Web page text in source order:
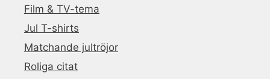
Film & TV-tema
Jul T-shirts
Matchande jultröjor
Roliga citat